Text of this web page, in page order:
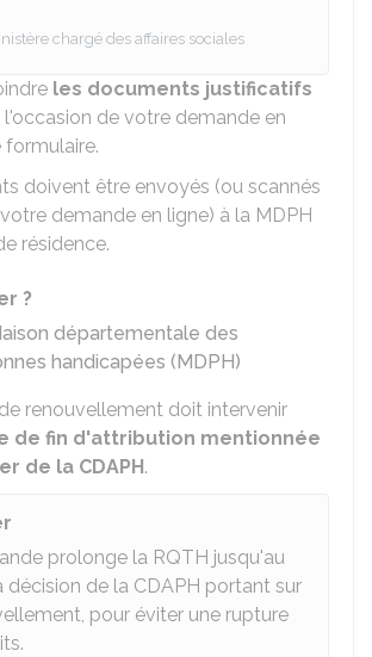
chargé des affaires sociales
les documents justificatifs
de votre demande en
formulaire.
doivent être envoyés (ou scannés
demande en ligne) à la MDPH
résidence.
?
départementale des
handicapées (MDPH)
renouvellement doit intervenir
de fin d'attribution mentionnée
de la CDAPH.
prolonge la RQTH jusqu'au
décision de la CDAPH portant sur
pour éviter une rupture